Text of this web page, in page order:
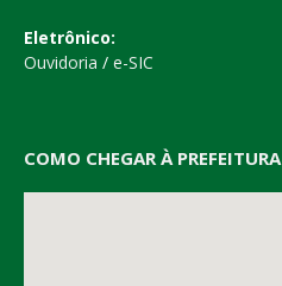
Eletrônico:
Ouvidoria / e-SIC
COMO CHEGAR À PREFEITURA